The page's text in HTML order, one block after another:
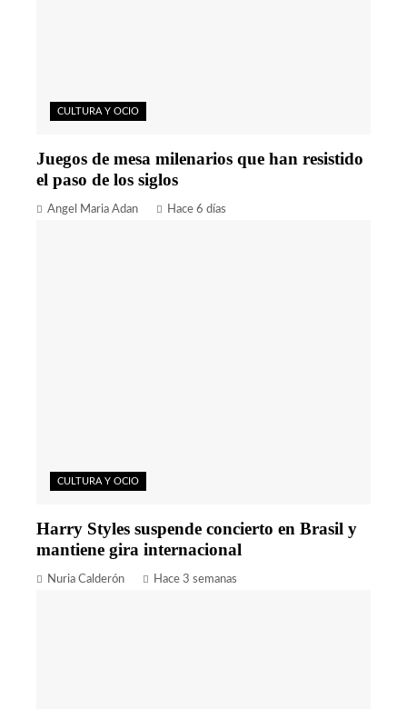
CULTURA Y OCIO
Juegos de mesa milenarios que han resistido
el paso de los siglos
Angel Maria Adan Hace 6 días
CULTURA Y OCIO
Harry Styles suspende concierto en Brasil y
mantiene gira internacional
Nuria Calderón Hace 3 semanas